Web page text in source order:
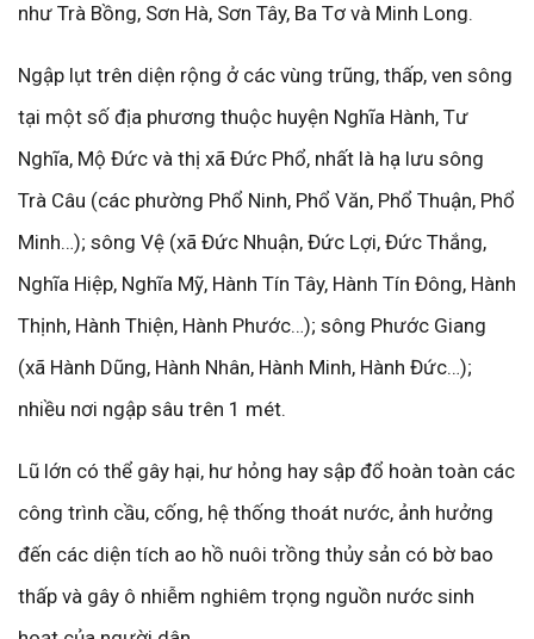
như Trà Bồng, Sơn Hà, Sơn Tây, Ba Tơ và Minh Long.
Ngập lụt trên diện rộng ở các vùng trũng, thấp, ven sông
tại một số địa phương thuộc huyện Nghĩa Hành, Tư
Nghĩa, Mộ Đức và thị xã Đức Phổ, nhất là hạ lưu sông
Trà Câu (các phường Phổ Ninh, Phổ Văn, Phổ Thuận, Phổ
Minh…); sông Vệ (xã Đức Nhuận, Đức Lợi, Đức Thắng,
Nghĩa Hiệp, Nghĩa Mỹ, Hành Tín Tây, Hành Tín Đông, Hành
Thịnh, Hành Thiện, Hành Phước…); sông Phước Giang
(xã Hành Dũng, Hành Nhân, Hành Minh, Hành Đức…);
nhiều nơi ngập sâu trên 1 mét.
Lũ lớn có thể gây hại, hư hỏng hay sập đổ hoàn toàn các
công trình cầu, cống, hệ thống thoát nước, ảnh hưởng
đến các diện tích ao hồ nuôi trồng thủy sản có bờ bao
thấp và gây ô nhiễm nghiêm trọng nguồn nước sinh